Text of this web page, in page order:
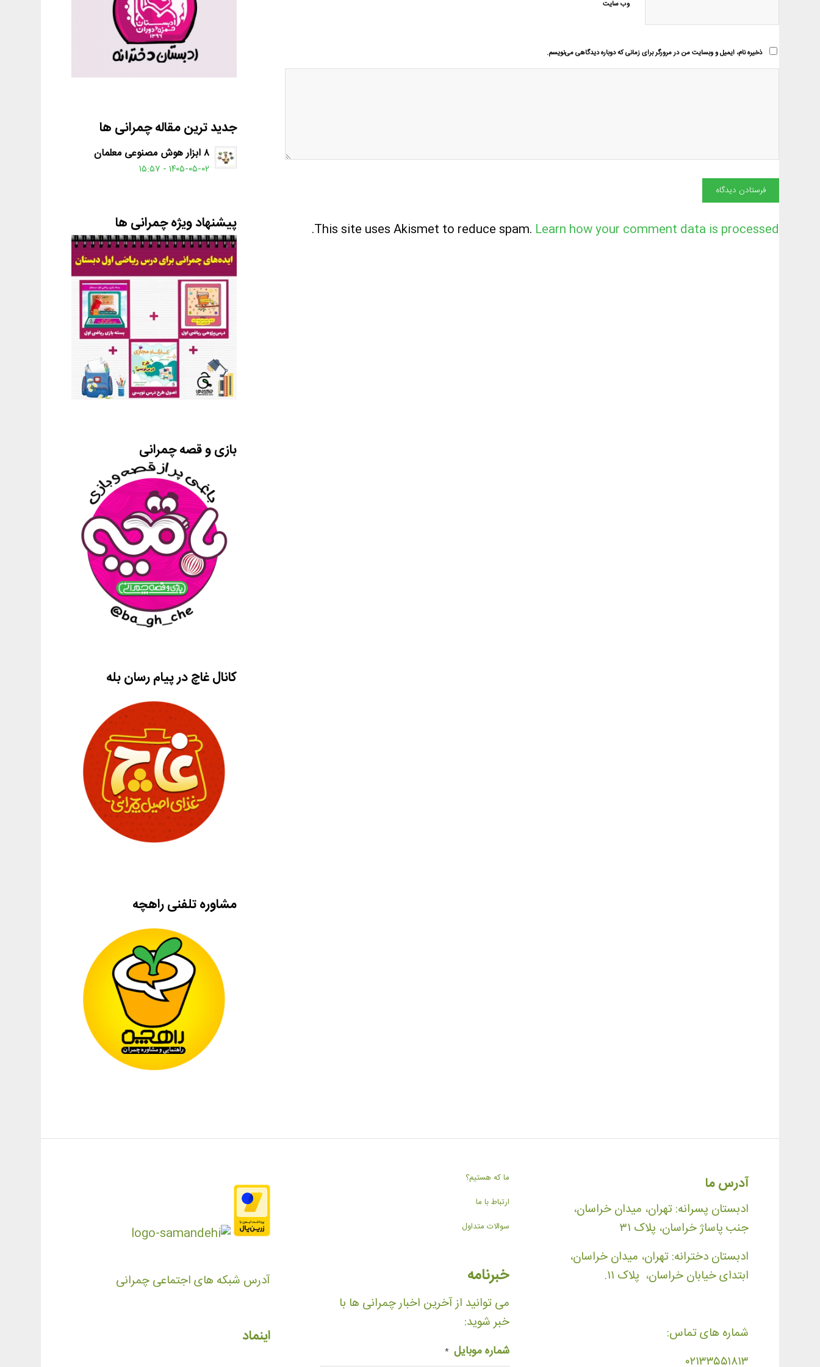
وب‌ سایت
ذخیره نام، ایمیل و وبسایت من در مرورگر برای زمانی که دوباره دیدگاهی می‌نویسم.
This site uses Akismet to reduce spam. Learn how your comment data is processed
.
جدید ترین مقاله چمرانی ها
۸ ابزار هوش مصنوعی معلمان
۱۴۰۵-۰۵-۰۲ - ۱۵:۵۷
پیشنهاد ویژه چمرانی ها
بازی و قصه چمرانی
کانال غاچ در پیام رسان بله
مشاوره تلفنی راهچه
آدرس ما
ادبستان پسرانه: تهران، میدان خراسان،
جنب پاساژ خراسان، پلاک ۳۱
ادبستان دخترانه: تهران، میدان خراسان،
ابتدای خیابان خراسان، پلاک ۱۱.
شماره های تماس:
۰۲۱۳۳۵۵۱۸۱۳
ما که هستیم؟
ارتباط با ما
سوالات متداول
خبرنامه
می توانید از آخرین اخبار چمرانی ها با
خبر شوید:
شماره موبایل *
آدرس شبکه های اجتماعی چمرانی
اینماد